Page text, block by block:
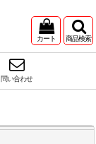
カート 商品検索
問い合わせ